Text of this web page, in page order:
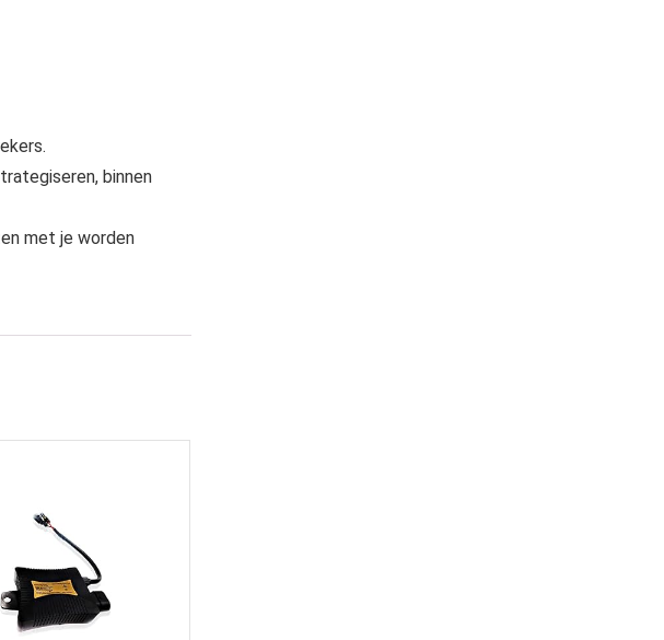
binnen
met je worden